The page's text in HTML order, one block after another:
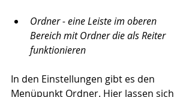
Ordner - eine Leiste im oberen
Bereich mit Ordner die als Reiter
funktionieren
In den Einstellungen gibt es den
Menüpunkt Ordner. Hier lassen sich